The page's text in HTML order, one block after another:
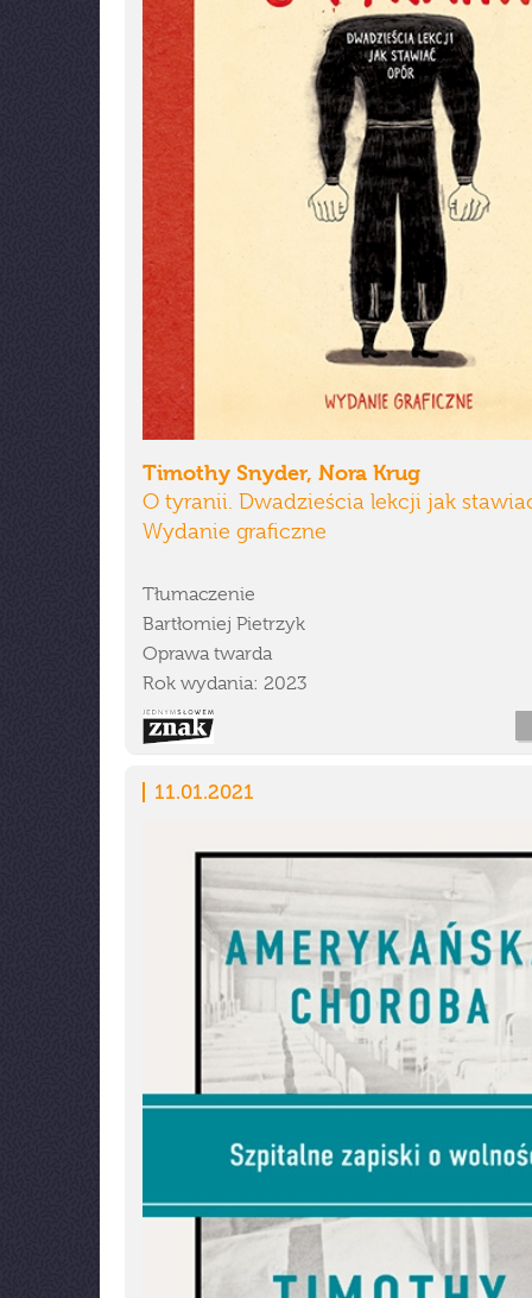
Timothy Snyder, Nora Krug
O tyranii. Dwadzieścia lekcji jak
Wydanie graficzne
Tłumaczenie
Bartłomiej Pietrzyk
Oprawa twarda
Rok wydania: 2023
11.01.2021